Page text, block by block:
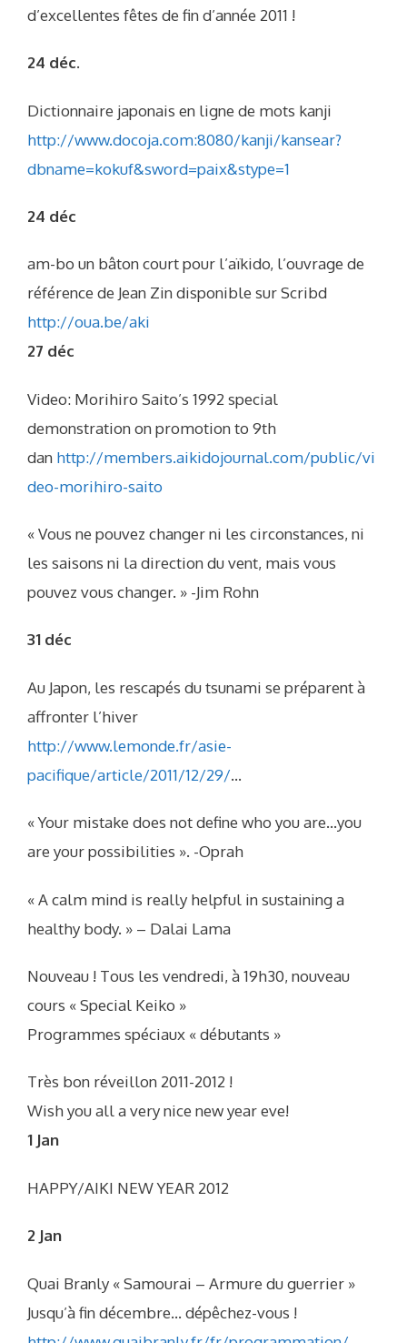
d’excellentes fêtes de fin d’année 2011 !
24 déc.
Dictionnaire japonais en ligne de mots kanji
http://www.docoja.com:8080/kanji/kansear?
dbname=kokuf&sword=paix&stype=1
24 déc
am-bo un bâton court pour l’aïkido, l’ouvrage de
référence de Jean Zin disponible sur Scribd
http://oua.be/aki
27 déc
Video: Morihiro Saito’s 1992 special
demonstration on promotion to 9th
dan http://members.aikidojournal.com/public/vi
deo-morihiro-saito
« Vous ne pouvez changer ni les circonstances, ni
les saisons ni la direction du vent, mais vous
pouvez vous changer. » -Jim Rohn
31 déc
Au Japon, les rescapés du tsunami se préparent à
affronter l’hiver
http://www.lemonde.fr/asie-
pacifique/article/2011/12/29/…
« Your mistake does not define who you are…you
are your possibilities ». -Oprah
« A calm mind is really helpful in sustaining a
healthy body. » – Dalai Lama
Nouveau ! Tous les vendredi, à 19h30, nouveau
cours « Special Keiko »
Programmes spéciaux « débutants »
Très bon réveillon 2011-2012 !
Wish you all a very nice new year eve!
1 Jan
HAPPY/AIKI NEW YEAR 2012
2 Jan
Quai Branly « Samourai – Armure du guerrier »
Jusqu’à fin décembre… dépêchez-vous !